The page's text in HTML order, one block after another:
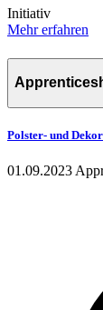
Initiativ
Mehr erfahren
Polster- und
01.09.2023